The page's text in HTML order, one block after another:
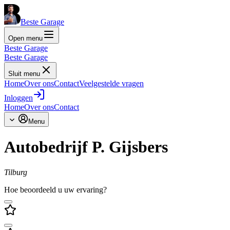
Beste Garage
Open menu
Beste Garage
Beste Garage
Sluit menu
HomeOver onsContactVeelgestelde vragen
Inloggen
HomeOver onsContact
Menu
Autobedrijf P. Gijsbers
Tilburg
Hoe beoordeeld u uw ervaring?